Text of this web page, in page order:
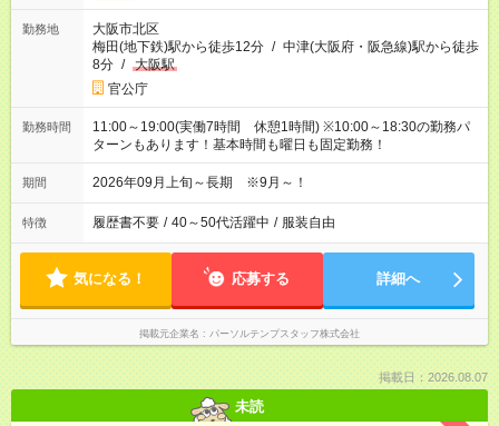
勤務地
大阪市北区
梅田(地下鉄)駅から徒歩12分 / 中津(大阪府・阪急線)駅から徒歩
8分 / 大阪駅
官公庁
勤務時間
11:00～19:00(実働7時間 休憩1時間) ※10:00～18:30の勤務パ
ターンもあります！基本時間も曜日も固定勤務！
期間 2026年09月上旬～長期 ※9月～！
特徴 履歴書不要 / 40～50代活躍中 / 服装自由
気になる！ 応募する 詳細へ
掲載元企業名 パーソルテンプスタッフ株式会社
掲載日：2026.08.07
未読